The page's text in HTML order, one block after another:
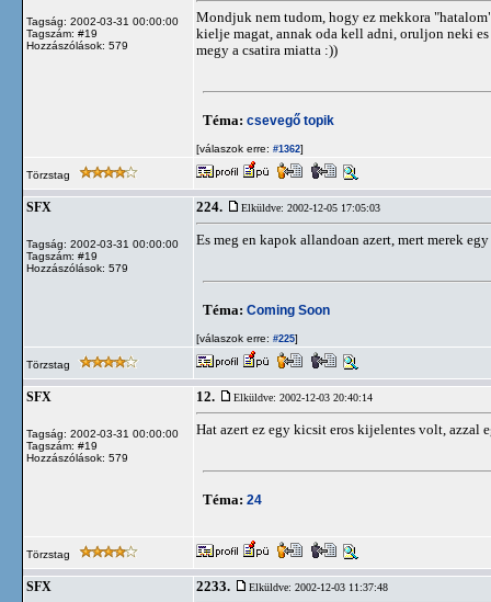
Tagság: 2002-03-31 00:00:00
Tagszám: #19
Hozzászólások: 579
Mondjuk nem tudom, hogy ez mekkora
kielje magat, annak oda kell adni, oruljon neki
megy a csatira miatta :))
Téma: csevegő topik
[válaszok erre: #1362]
Törzstag
SFX
Tagság: 2002-03-31 00:00:00
Tagszám: #19
Hozzászólások: 579
224. Elküldve: 2002-12-05 17:05:03
Es meg en kapok allandoan azert, mert merek
Téma: Coming Soon
[válaszok erre: #225]
Törzstag
SFX
Tagság: 2002-03-31 00:00:00
Tagszám: #19
Hozzászólások: 579
12. Elküldve: 2002-12-03 20:40:14
Hat azert ez egy kicsit eros kijelentes volt, azzal
Téma: 24
Törzstag
SFX 2233. Elküldve: 2002-12-03 11:37:48